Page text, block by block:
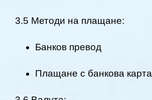
3.5 Методи на плащане:
Банков превод
Плащане с банкова карта